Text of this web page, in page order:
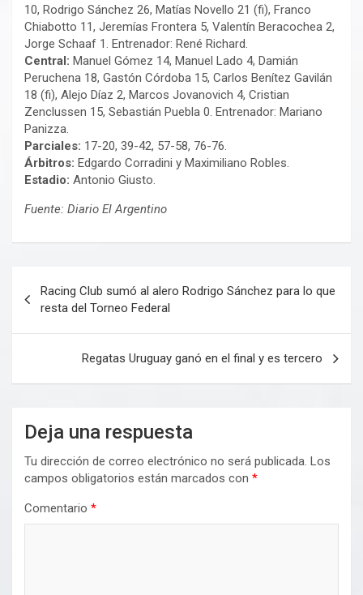
10, Rodrigo Sánchez 26, Matías Novello 21 (fi), Franco
Chiabotto 11, Jeremías Frontera 5, Valentín Beracochea 2,
Jorge Schaaf 1. Entrenador: René Richard.
Central: Manuel Gómez 14, Manuel Lado 4, Damián
Peruchena 18, Gastón Córdoba 15, Carlos Benítez Gavilán
18 (fi), Alejo Díaz 2, Marcos Jovanovich 4, Cristian
Zenclussen 15, Sebastián Puebla 0. Entrenador: Mariano
Panizza.
Parciales: 17-20, 39-42, 57-58, 76-76.
Árbitros: Edgardo Corradini y Maximiliano Robles.
Estadio: Antonio Giusto.
Fuente: Diario El Argentino
de
entradas
Racing Club sumó al alero Rodrigo Sánchez para lo que
resta del Torneo Federal
Regatas Uruguay ganó en el final y es tercero
Deja una respuesta
Tu dirección de correo electrónico no será publicada. Los
campos obligatorios están marcados con *
Comentario *